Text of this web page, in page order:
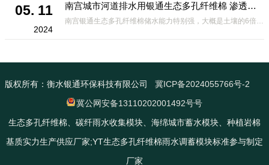
05. 11
2024
南宫城市河道排水用银通生态多孔纤维棉 渗透性好重量轻
南宫银通生态多孔纤维棉储水能力特别强，大概是土壤的6倍，所以在下暴雨或者是严重的雨雪天气时，能将降水量很好的吸收掉，到了天气晴朗之后又会将这些水分蒸发到空气中。这种材料在绿化环保上能起到很大的作用，能够大
版权所有：衡水银通环保科技有限公司
冀ICP备2024055766号-2
冀公网安备13110202001492号号
生态多孔纤维棉、碳纤雨水收集模块、海绵城市蓄水模块、种植岩棉
基质实力生产供应厂家;YT生态多孔纤维棉雨水调蓄模块标准参与制定
厂家